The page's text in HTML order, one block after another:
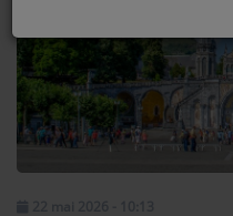
EMISSIONS
TITRES DIFFUSÉS
FRÉQUENCES